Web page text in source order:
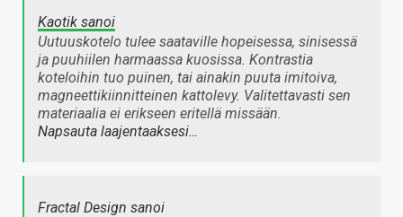
Kaotik sanoi
Uutuuskotelo tulee saataville hopeisessa, sinisessä
ja puuhiilen harmaassa kuosissa. Kontrastia
koteloihin tuo puinen, tai ainakin puuta imitoiva,
magneettikiinnitteinen kattolevy. Valitettavasti sen
materiaalia ei erikseen eritellä missään.
Napsauta laajentaaksesi…
Fractal Design sanoi